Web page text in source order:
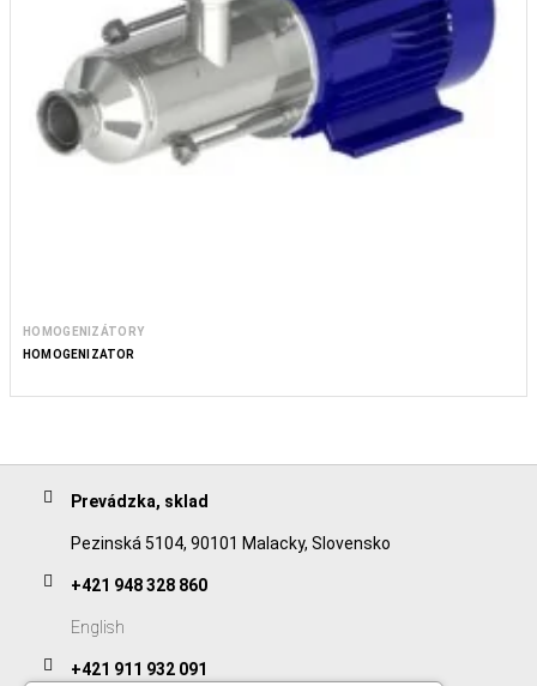
HOMOGENIZÁTORY
HOMOGENIZÁTOR
Prevádzka, sklad
Pezinská 5104, 90101 Malacky, Slovensko
+421 948 328 860
English
+421 911 932 091